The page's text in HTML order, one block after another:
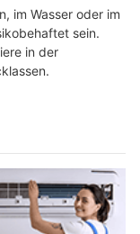
im Wasser oder im
sein.
in der